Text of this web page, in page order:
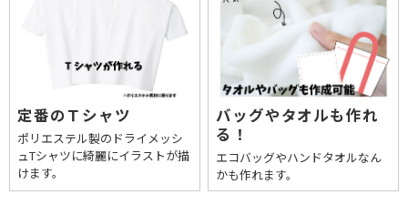
定番のＴシャツ
ポリエステル製のドライメッシ
ュTシャツに綺麗にイラストが描
けます。
バッグやタオルも作れ
る！
エコバッグやハンドタオルなん
かも作れます。